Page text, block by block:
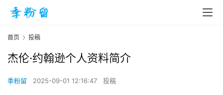
首页 投稿
杰伦·约翰逊个人资料简介
季粉留 2025-09-01 12:16:47 投稿